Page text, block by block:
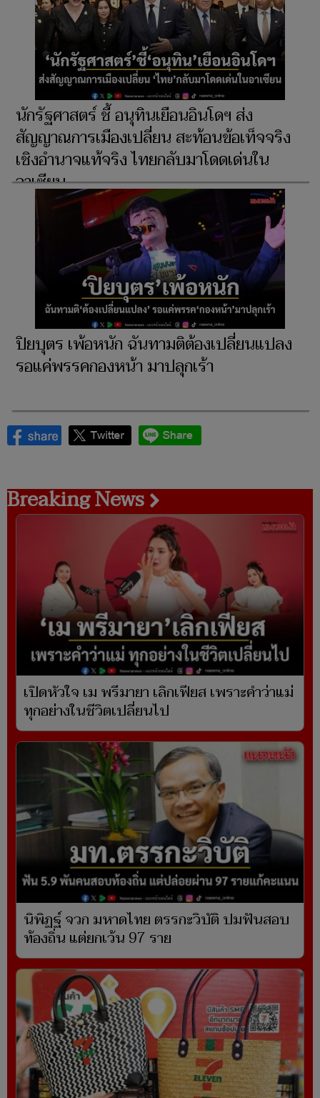
นักรัฐศาสตร์ ชี้ อนุทินเยือนอินโดฯ ส่ง
สัญญาณการเมืองเปลี่ยน สะท้อนข้อเท็จจริง
เชิงอำนาจแท้จริง ไทยกลับมาโดดเด่นใน
อาเซียน
ปิยบุตร เพ้อหนัก ฉันทามติต้องเปลี่ยนแปลง
รอแค่พรรคกองหน้า มาปลุกเร้า
Breaking News
เปิดหัวใจ เม พรีมายา เลิกเฟียส เพราะคำว่าแม่
ทุกอย่างในชีวิตเปลี่ยนไป
นิพิฏฐ์ จวก มหาดไทย ตรรกะวิบัติ ปมฟันสอบ
ท้องถิ่น แต่ยกเว้น 97 ราย